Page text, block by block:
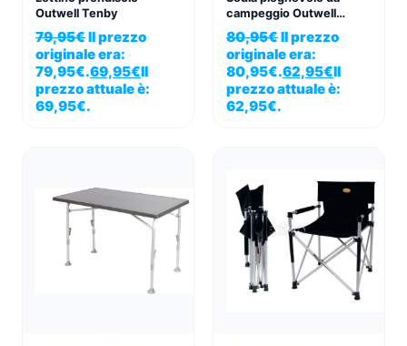
Outwell Tenby
79,95€Il prezzo
originale era:
79,95€.69,95€Il
prezzo attuale è:
69,95€.
campeggio Outwell
Cromer verde vigneto
80,95€Il prezzo
originale era:
80,95€.62,95€Il
prezzo attuale è:
62,95€.